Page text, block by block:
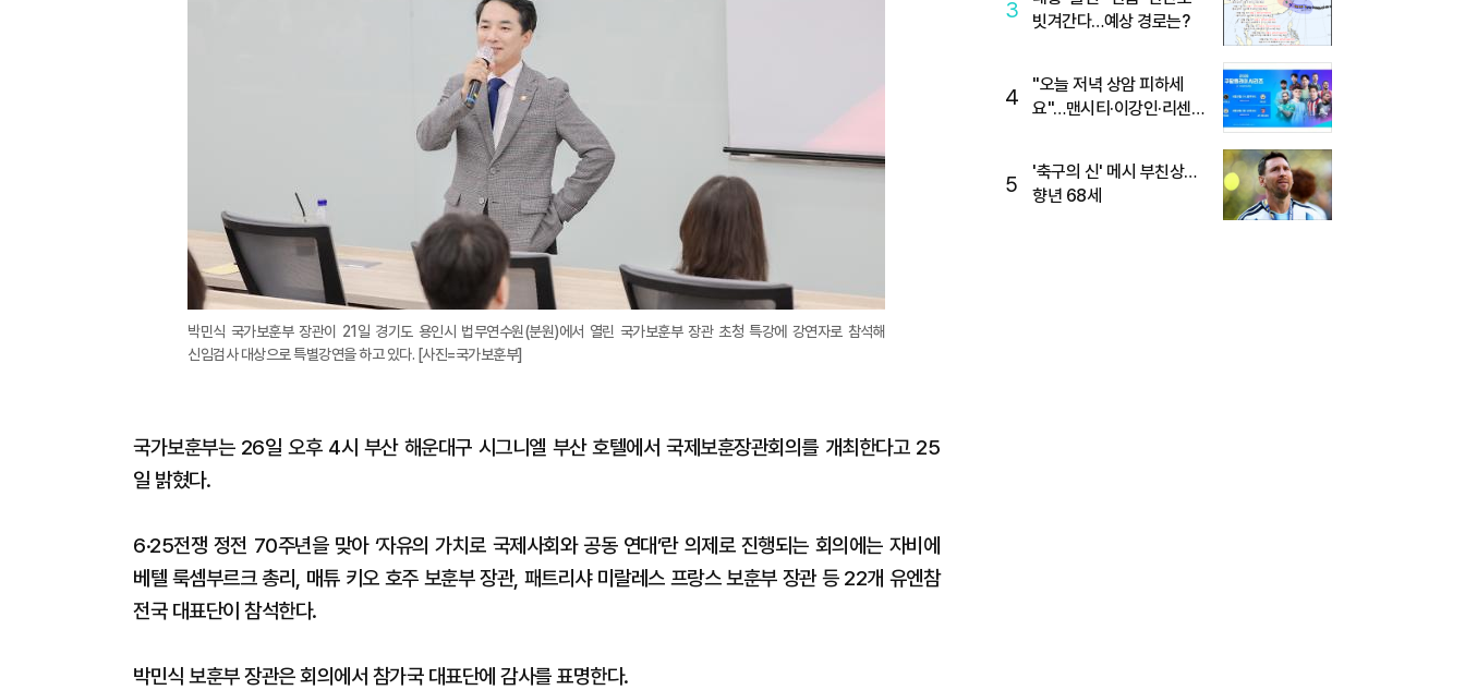
박민식 국가보훈부 장관이 21일 경기도 용인시 법무연수원(분원)에서 열린 국가보훈부 장관 초청 특강에 강연자로 참석해
신임검사 대상으로 특별강연을 하고 있다. [사진=국가보훈부]
국가보훈부는 26일 오후 4시 부산 해운대구 시그니엘 부산 호텔에서 국제보훈장관회의를 개최한다고 25
일 밝혔다.
6·25전쟁 정전 70주년을 맞아 ‘자유의 가치로 국제사회와 공동 연대’란 의제로 진행되는 회의에는 자비에
베텔 룩셈부르크 총리, 매튜 키오 호주 보훈부 장관, 패트리샤 미랄레스 프랑스 보훈부 장관 등 22개 유엔참
전국 대표단이 참석한다.
박민식 보훈부 장관은 회의에서 참가국 대표단에 감사를 표명한다.
3
빗겨간다…예상 경로는?
4
"오늘 저녁 상암 피하세
요"…맨시티·이강인·리센느
5
'축구의 신' 메시 부친상…
향년 68세